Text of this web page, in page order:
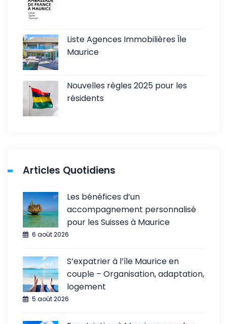
Liste Agences Immobilières Île
Maurice
Nouvelles règles 2025 pour les
résidents
Articles Quotidiens
Les bénéfices d’un
accompagnement personnalisé
pour les Suisses à Maurice
6 août 2026
S’expatrier à l’île Maurice en
couple – Organisation, adaptation,
logement
5 août 2026